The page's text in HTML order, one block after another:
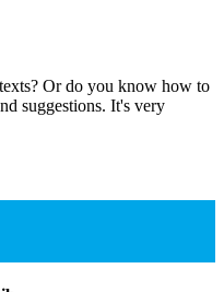
Or do you know how to
suggestions. It's very